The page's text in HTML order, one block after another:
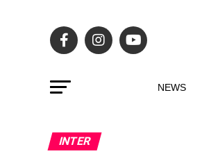
NEWS
INTER